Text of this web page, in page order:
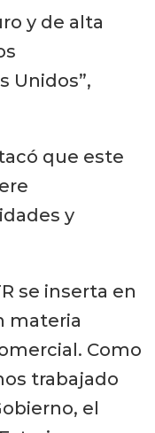
y de alta
Unidos”,
que este
y
se inserta en
materia
Como
trabajado
el